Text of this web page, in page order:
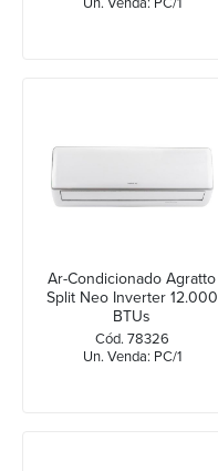
Ar-Condicionado Agratto
Split Neo Inverter 12.000
BTUs
Cód. 78326
Un. Venda: PC/1